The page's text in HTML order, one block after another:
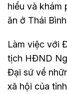
hiểu và khám
ăn ở Thái
Làm việc với
tịch HĐND
Đại sứ về
xã hội của